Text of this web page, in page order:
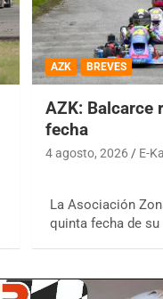
AZK BREVES
AZK: Balcarce
fecha
4 agosto, 2026 E-
La Asociación
quinta fecha de